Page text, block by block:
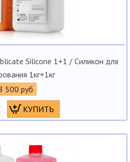
Silicone 1+1 / Силикон для
1кг+1кг
500 руб